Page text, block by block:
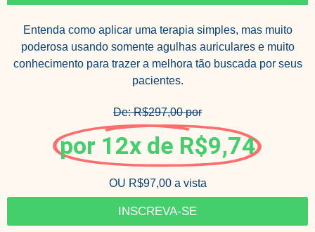
Entenda como aplicar uma terapia simples, mas muito
poderosa usando somente agulhas auriculares e muito
conhecimento para trazer a melhora tão buscada por seus
pacientes.
De: R$297,00 por
por 12x de R$9,74
OU R$97,00 a vista
INSCREVA-SE